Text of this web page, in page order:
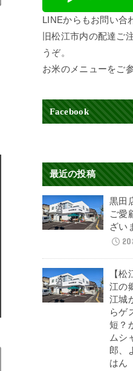
LINEからもお問い合
旧松江市内の配達ご
うぞ。
お米のメニューをご
Facebook
最近の投稿
黒田
ご愛
ざい
【
江の
江城
らゲ
短？
ムシ
郎、
はん